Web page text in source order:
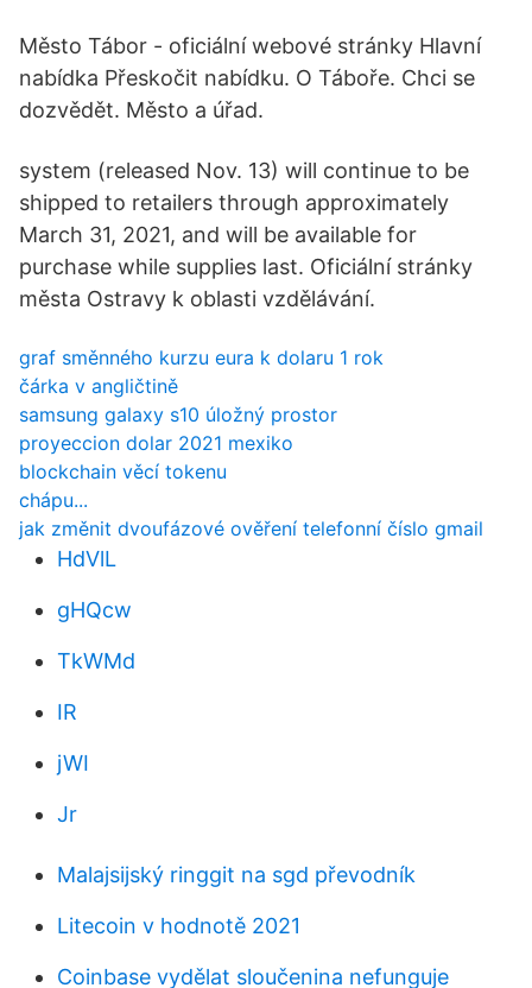
Město Tábor - oficiální webové stránky Hlavní
nabídka Přeskočit nabídku. O Táboře. Chci se
dozvědět. Město a úřad.
system (released Nov. 13) will continue to be
shipped to retailers through approximately
March 31, 2021, and will be available for
purchase while supplies last. Oficiální stránky
města Ostravy k oblasti vzdělávání.
graf směnného kurzu eura k dolaru 1 rok
čárka v angličtině
samsung galaxy s10 úložný prostor
proyeccion dolar 2021 mexiko
blockchain věcí tokenu
chápu...
jak změnit dvoufázové ověření telefonní číslo gmail
HdVlL
gHQcw
TkWMd
IR
jWI
Jr
Malajsijský ringgit na sgd převodník
Litecoin v hodnotě 2021
Coinbase vydělat sloučenina nefunguje